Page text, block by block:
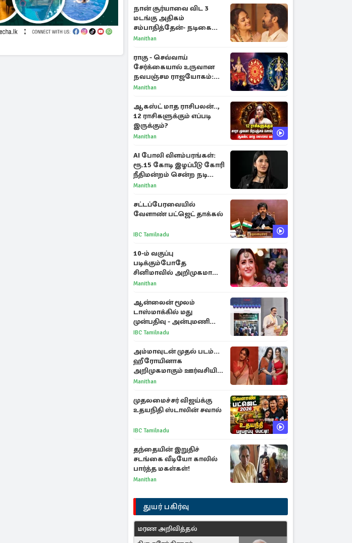
நான் சூர்யாவை விட 3
மடங்கு அதிகம்
சம்பாதித்தேன்- நடிகை
ஜோதிகா
Manithan
ராகு - செவ்வாய்
சேர்க்கையால் உருவான
நவபஞ்சம ராஜயோகம்:
அதிர்ஷ்டம் பெறும் 3
Manithan
ஆகஸ்ட் மாத ராசிபலன்..,
12 ராசிகளுக்கும் எப்படி
இருக்கும்?
Manithan
AI போலி விளம்பரங்கள்:
ரூ.15 கோடி இழப்பீடு கோரி
நீதிமன்றம் சென்ற நடிகை
ஸ்ருதி ஹாசன்!
Manithan
சட்டப்பேரவையில்
வேளாண் பட்ஜெட் தாக்கல்
IBC Tamilnadu
10-ம் வகுப்பு
படிக்கும்போதே
சினிமாவில் அறிமுகமான
த்ரிஷா! உண்மையை
காந்தி
Manithan
ஆன்லைன் மூலம்
டாஸ்மாக்கில் மது
முன்பதிவு - அன்புமணி
ராமதாஸ் எதிர்ப்பு
IBC Tamilnadu
அம்மாவுடன் முதல் படம்...
ஹீரோயினாக
அறிமுகமாகும் ஊர்வசியின்
மகள் தேஜலட்சுமி!
Manithan
முதலமைச்சர் விஜய்க்கு
உதயநிதி ஸ்டாலின் சவால்
IBC Tamilnadu
தந்தையின் இறுதிச்
சடங்கை வீடியோ காலில்
பார்த்த மகள்கள்!
Manithan
துயர் பகிர்வு
மரண அறிவித்தல்